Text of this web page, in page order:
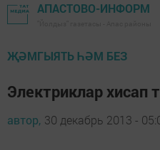
АПАСТОВО-ИНФОРМ
ҖӘМГЫЯТЬ ҺӘМ БЕЗ
Электриклар хисап
автор, 30 декабрь 2013 -